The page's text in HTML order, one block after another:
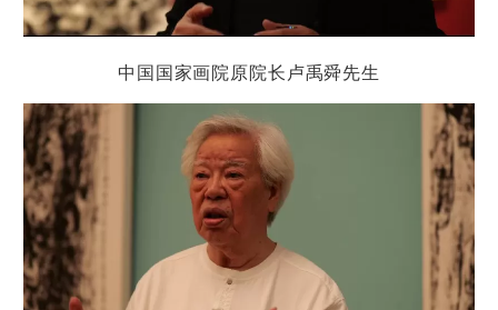
中国国家画院原院长卢禹舜先生